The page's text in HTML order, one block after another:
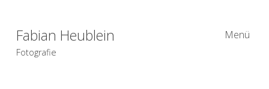
Fabian Heublein
Fotografie
Menü